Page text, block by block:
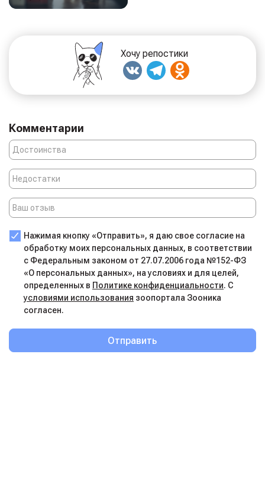
Хочу репостики
Комментарии
Нажимая кнопку «Отправить», я даю свое согласие на
обработку моих персональных данных, в соответствии
с Федеральным законом от 27.07.2006 года №152-ФЗ
«О персональных данных», на условиях и для целей,
определенных в Политике конфиденциальности. С
условиями использования зоопортала Зооника
согласен.
Отправить